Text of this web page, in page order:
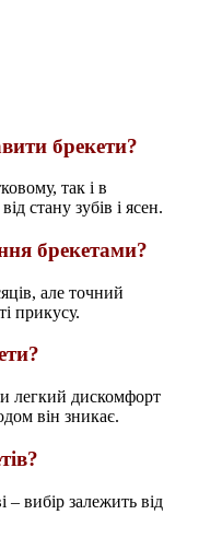
брекети?
так і в
стану зубів і ясен.
брекетами?
але точний
прикусу.
легкий дискомфорт
він зникає.
– вибір залежить від